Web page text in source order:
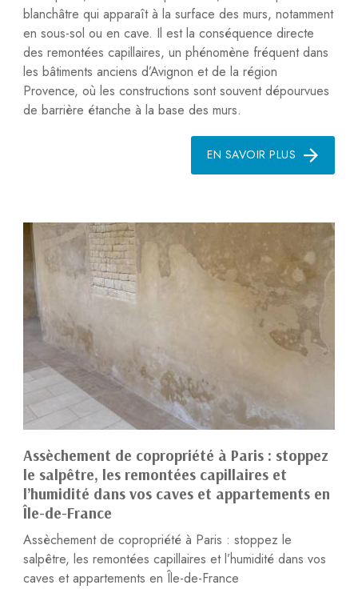
blanchâtre qui apparaît à la surface des murs, notamment
en sous-sol ou en cave. Il est la conséquence directe
des remontées capillaires, un phénomène fréquent dans
les bâtiments anciens d’Avignon et de la région
Provence, où les constructions sont souvent dépourvues
de barrière étanche à la base des murs.
EN SAVOIR PLUS
Assèchement de copropriété à Paris : stoppez
le salpêtre, les remontées capillaires et
l’humidité dans vos caves et appartements en
Île-de-France
Assèchement de copropriété à Paris : stoppez le
salpêtre, les remontées capillaires et l’humidité dans vos
caves et appartements en Île-de-France